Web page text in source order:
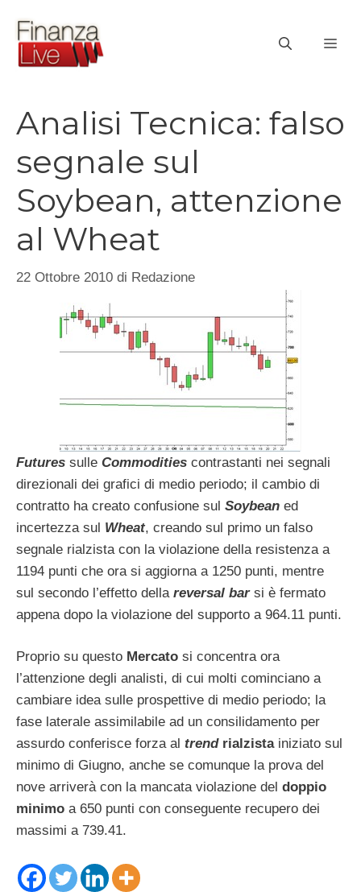
contenuto
Analisi Tecnica: falso
segnale sul
Soybean, attenzione
al Wheat
22 Ottobre 2010 di Redazione
Futures sulle Commodities contrastanti nei segnali
direzionali dei grafici di medio periodo; il cambio di
contratto ha creato confusione sul Soybean ed
incertezza sul Wheat, creando sul primo un falso
segnale rialzista con la violazione della resistenza a
1194 punti che ora si aggiorna a 1250 punti, mentre
sul secondo l’effetto della reversal barsi è fermato
appena dopo la violazione del supporto a 964.11 punti.
Proprio su questo Mercato si concentra ora
l’attenzione degli analisti, di cui molti cominciano a
cambiare idea sulle prospettive di medio periodo; la
fase laterale assimilabile ad un consilidamento per
assurdo conferisce forza al trend rialzistainiziato sul
minimo di Giugno, anche se comunque la prova del
nove arriverà con la mancata violazione del doppio
minimo a 650 punti con conseguente recupero dei
massimi a 739.41.